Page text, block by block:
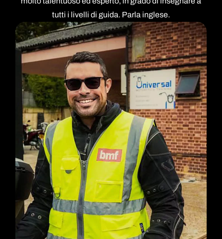
tutti i livelli di guida. Parla inglese.